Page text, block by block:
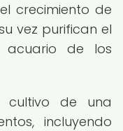
crecimiento de
vez purifican el
de los
cultivo de una
incluyendo